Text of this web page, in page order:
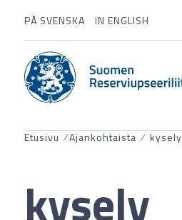
PÅ SVENSKA IN ENGLISH
Etusivu ⁄Ajankohtaista ⁄ kysely
kysely